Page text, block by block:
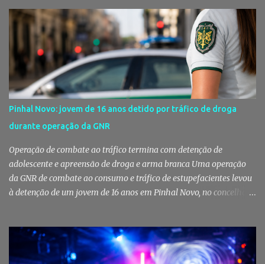
garantir cuidados básicos de saúde aos animais pertencentes a
utentes do Centro de Acolhimento de Emergência Social,
reforçando simultaneamente a proteção animal e o apoio às
pessoas em situação de maior vulnerabilidade. Cuidados de saúde
a animais de companhia de utentes do CAES A Câmara Municipal
do Montijo aprovou, por unanimidade, na reunião de 22 de Julho,
a celebração de um protocolo de colaboração com a União
Mutualista Nossa Senhora da Conceição, destinado a assegurar
assistência veterinária básica aos animais de companhia dos
utentes do Centro de Acolhimento de Emergência Social (CAES 2.0).
Segundo a ...
Pinhal Novo: jovem de 16 anos detido por tráfico de droga
durante operação da GNR
Operação de combate ao tráfico termina com detenção de
adolescente e apreensão de droga e arma branca Uma operação
da GNR de combate ao consumo e tráfico de estupefacientes levou
à detenção de um jovem de 16 anos em Pinhal Novo, no concelho
das autoridades sobre este tipo de criminalidade no distrito de
Setúbal. Droga, arma branca e dinheiro apreendidos pela GNR Um